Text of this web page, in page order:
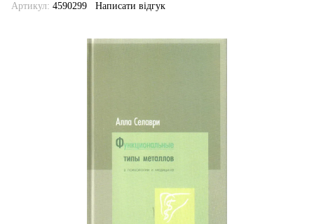
Артикул: 4590299 Написати відгук